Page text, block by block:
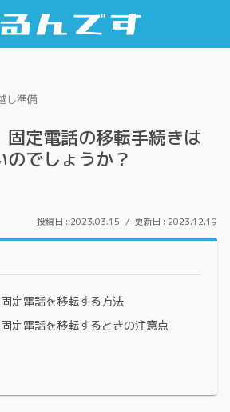
し準備
固定電話の移転手続きは
のでしょうか？
2023.03.15 2023.12.19
定電話を移転する方法
定電話を移転するときの注意点